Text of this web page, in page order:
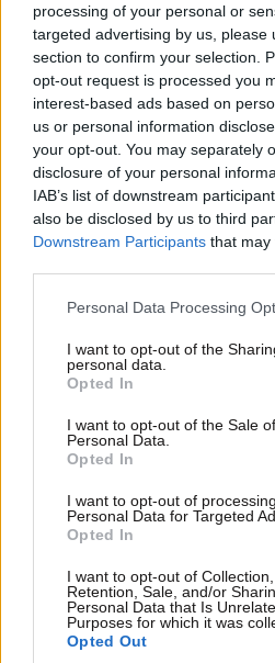
processing of your personal or
targeted advertising by us, please
section to confirm your selection.
opt-out request is processed you
interest-based ads based on
us or personal information
your opt-out. You may separately
disclosure of your personal
IAB’s list of downstream
also be disclosed by us to third
Downstream Participants that may
Please note that this website/app
not limited to your visit or usage
grant or deny consent to Google
use your data for below specified
consent section.
Personal Data Processing
I want to opt-out of the
personal data.
Opted In
I want to opt-out of the Sale
Personal Data.
Opted In
I want to opt-out of
Personal Data for Targeted
Opted In
I want to opt-out of Collection,
Retention, Sale, and/or
Personal Data that Is
Purposes for which it was
Opted Out